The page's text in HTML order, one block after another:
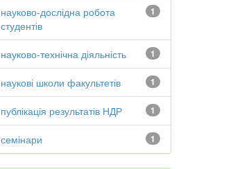
1
науково-дослідна робота
студентів
1
науково-технічна діяльність
1
наукові школи факультетів
1
публікація результатів НДР
1
семінари